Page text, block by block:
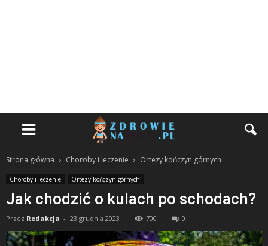
Strona główna Choroby i leczenie Ortezy kończyn górnych
Choroby i leczenie Ortezy kończyn górnych
Jak chodzić o kulach po schodach?
Przez Redakcja - 23 grudnia 2023 700 0